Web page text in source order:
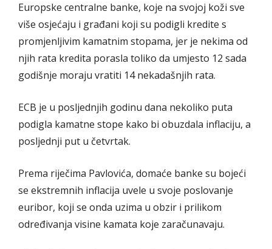
Europske centralne banke, koje na svojoj koži sve
više osjećaju i građani koji su podigli kredite s
promjenljivim kamatnim stopama, jer je nekima od
njih rata kredita porasla toliko da umjesto 12 sada
godišnje moraju vratiti 14 nekadašnjih rata.
ECB je u posljednjih godinu dana nekoliko puta
podigla kamatne stope kako bi obuzdala inflaciju, a
posljednji put u četvrtak.
Prema riječima Pavlovića, domaće banke su bojeći
se ekstremnih inflacija uvele u svoje poslovanje
euribor, koji se onda uzima u obzir i prilikom
određivanja visine kamata koje zaračunavaju.